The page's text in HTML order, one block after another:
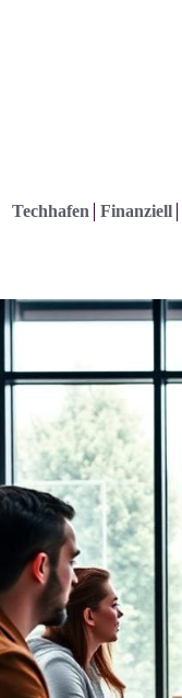
Techhafen Finanziell